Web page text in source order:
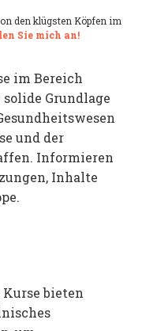
den klügsten Köpfen im
Sie mich an!
im Bereich
Grundlage
und der
Informieren
Inhalte
bieten